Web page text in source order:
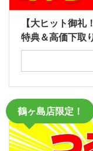
【大ヒット御
特典＆高価下取
鶴ヶ島店限定！